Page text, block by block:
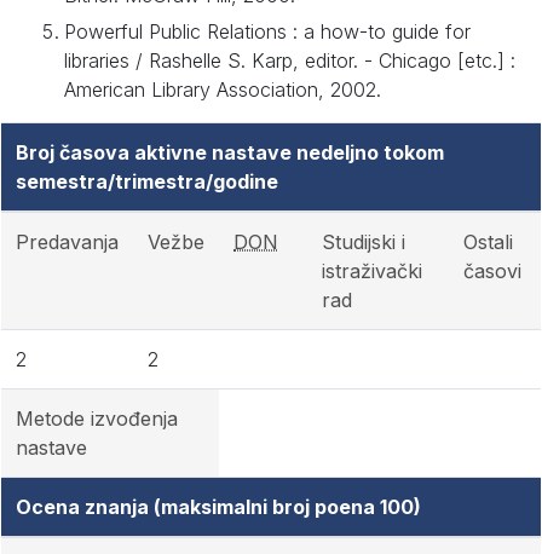
Powerful Public Relations : a how-to guide for
libraries / Rashelle S. Karp, editor. - Chicago [etc.] :
American Library Association, 2002.
Broj časova aktivne nastave nedeljno tokom
semestra/trimestra/godine
Predavanja Vežbe DON
Studijski i
istraživački
rad
Ostali
časovi
2 2
Metode izvođenja
nastave
Ocena znanja (maksimalni broj poena 100)